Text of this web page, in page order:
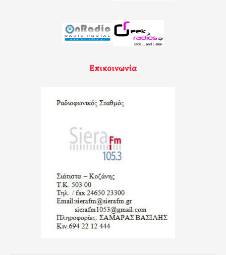
Επικοινωνία